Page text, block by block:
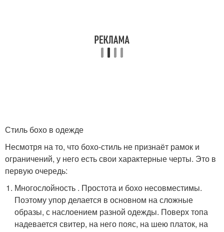
Стиль бохо в одежде
Несмотря на то, что бохо-стиль не признаёт рамок и
ограничений, у него есть свои характерные черты. Это в
первую очередь:
Многослойность . Простота и бохо несовместимы.
Поэтому упор делается в основном на сложные
образы, с наслоением разной одежды. Поверх топа
надевается свитер, на него пояс, на шею платок, на